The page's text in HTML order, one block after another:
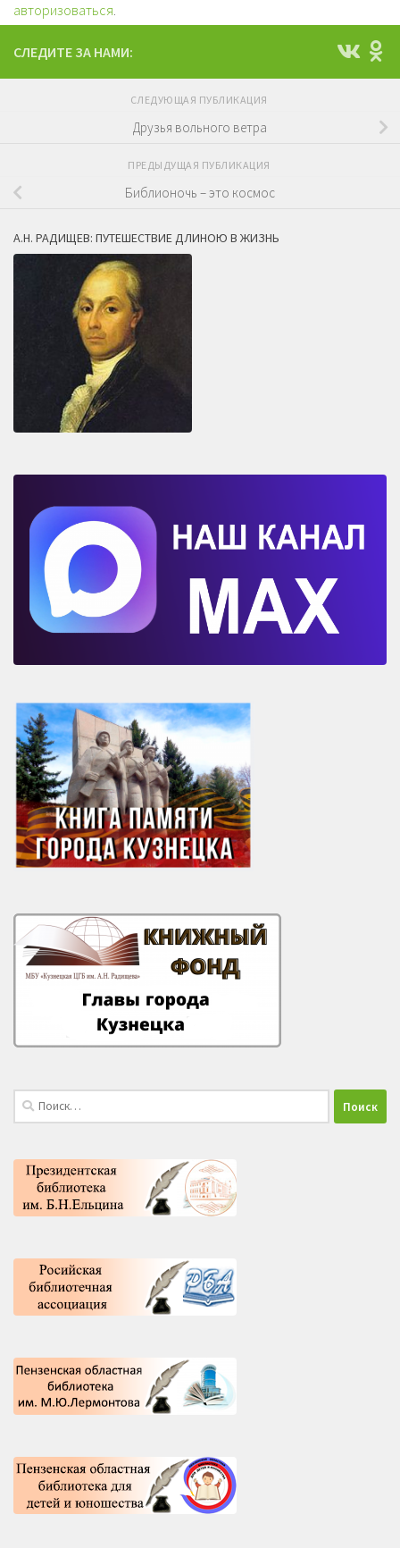
авторизоваться.
СЛЕДИТЕ ЗА НАМИ:
СЛЕДУЮЩАЯ ПУБЛИКАЦИЯ
Друзья вольного ветра
ПРЕДЫДУЩАЯ ПУБЛИКАЦИЯ
Библионочь – это космос
А.Н. РАДИЩЕВ: ПУТЕШЕСТВИЕ ДЛИНОЮ В ЖИЗНЬ
Найти: